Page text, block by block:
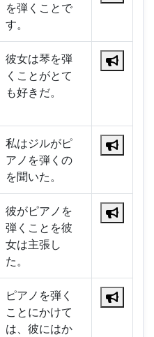
を弾くことで
す。
彼女は琴を弾
くことがとて
も好きだ。
私はジルがピ
アノを弾くの
を聞いた。
彼がピアノを
弾くことを彼
女は主張し
た。
ピアノを弾く
ことにかけて
は、彼にはか